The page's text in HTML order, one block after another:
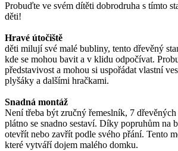
Probuďte ve svém dítěti dobrodruha s tímto
děti!
Hravé útočiště
děti milují své malé bubliny, tento dřevěný
kde se mohou bavit a v klidu odpočívat.
představivost a mohou si uspořádat vlastní
plyšáky a dalšími hračkami.
Snadná montáž
Není třeba být zručný řemeslník, 7
plátno se snadno sestaví. Díky popruhům na
otevřít nebo zavřít podle svého přání. Tento
které vytváří dojem malého domku.